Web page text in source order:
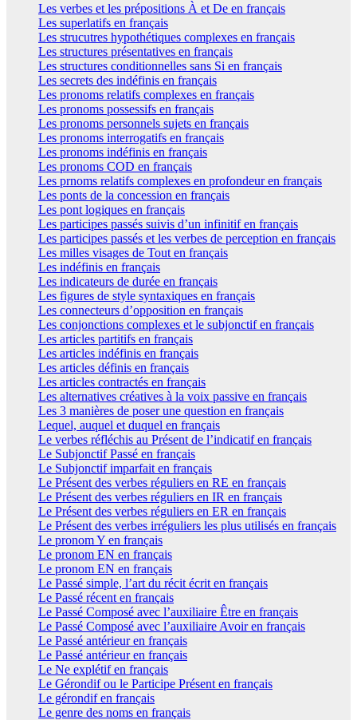
Les verbes et les prépositions À et De en français
Les superlatifs en français
Les strucutres hypothétiques complexes en français
Les structures présentatives en français
Les structures conditionnelles sans Si en français
Les secrets des indéfinis en français
Les pronoms relatifs complexes en français
Les pronoms possessifs en français
Les pronoms personnels sujets en français
Les pronoms interrogatifs en français
Les pronoms indéfinis en français
Les pronoms COD en français
Les prnoms relatifs complexes en profondeur en français
Les ponts de la concession en français
Les pont logiques en français
Les participes passés suivis d’un infinitif en français
Les participes passés et les verbes de perception en français
Les milles visages de Tout en français
Les indéfinis en français
Les indicateurs de durée en français
Les figures de style syntaxiques en français
Les connecteurs d’opposition en français
Les conjonctions complexes et le subjonctif en français
Les articles partitifs en français
Les articles indéfinis en français
Les articles définis en français
Les articles contractés en français
Les alternatives créatives à la voix passive en français
Les 3 manières de poser une question en français
Lequel, auquel et duquel en français
Le verbes réfléchis au Présent de l’indicatif en français
Le Subjonctif Passé en français
Le Subjonctif imparfait en français
Le Présent des verbes réguliers en RE en français
Le Présent des verbes réguliers en IR en français
Le Présent des verbes réguliers en ER en français
Le Présent des verbes irréguliers les plus utilisés en français
Le pronom Y en français
Le pronom EN en français
Le pronom EN en français
Le Passé simple, l’art du récit écrit en français
Le Passé récent en français
Le Passé Composé avec l’auxiliaire Être en français
Le Passé Composé avec l’auxiliaire Avoir en français
Le Passé antérieur en français
Le Passé antérieur en français
Le Ne explétif en français
Le Gérondif ou le Participe Présent en français
Le gérondif en français
Le genre des noms en français